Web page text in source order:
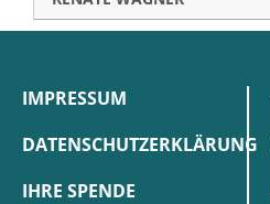
IMPRESSUM
DATENSCHUTZERKLÄRUNG
IHRE SPENDE